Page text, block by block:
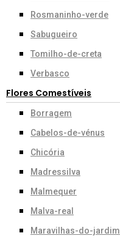
Rosmaninho-verde
Sabugueiro
Tomilho-de-creta
Verbasco
Flores Comestíveis
Borragem
Cabelos-de-vénus
Chicória
Madressilva
Malmequer
Malva-real
Maravilhas-do-jardim